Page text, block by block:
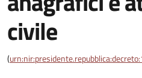
civile
(